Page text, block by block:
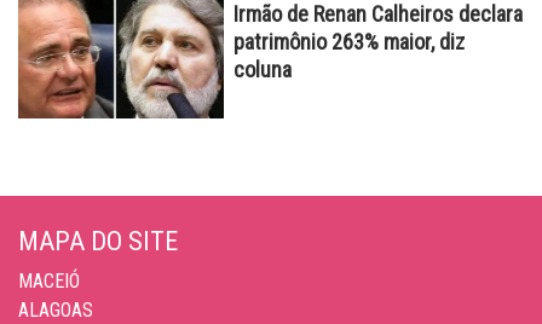
Irmão de Renan Calheiros declara
patrimônio 263% maior, diz
coluna
MAPA DO SITE
MACEIÓ
ALAGOAS